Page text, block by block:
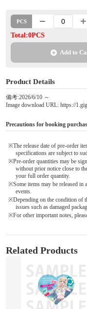
PCS
Total:0PCS
Add to
Product Details
備考:2026/6/10 ～
Image download URL: https://
Precautions for booking
※The release date of pre-order
specifications are subject to
※Pre-order quantities may be
without prior notice close to
your full order quantity.
※Some items may be released in
events.
※Depending on the condition of
issues such as damaged
※For other important notes,
Related Products